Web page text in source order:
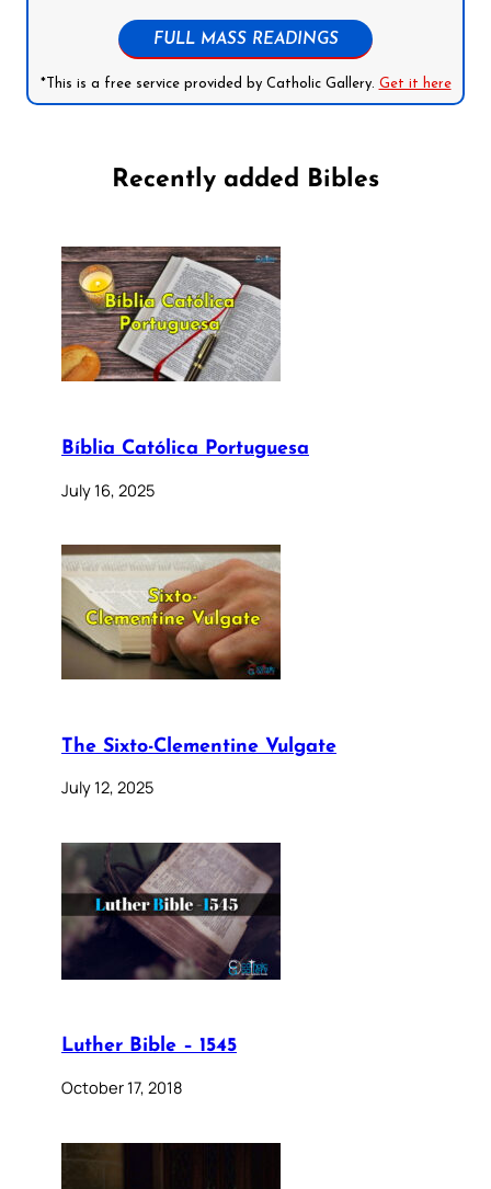
FULL MASS READINGS
*This is a free service provided by Catholic Gallery. Get it here
Recently added Bibles
Bíblia Católica Portuguesa
July 16, 2025
The Sixto-Clementine Vulgate
July 12, 2025
Luther Bible – 1545
October 17, 2018